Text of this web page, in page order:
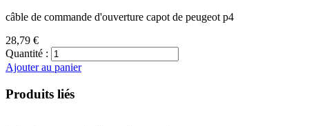
câble de commande d'ouverture capot de peugeot p4
28,79 €
Quantité :
Ajouter au panier
Produits liés